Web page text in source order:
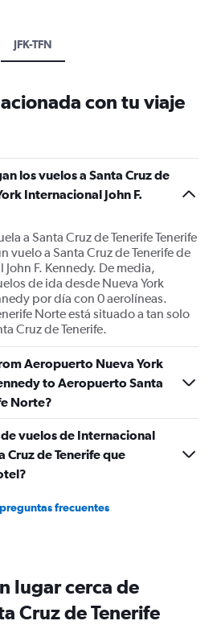
JFK-TFN
con tu viaje
los vuelos a Santa Cruz de
Internacional John F.
a Santa Cruz de Tenerife Tenerife
vuelo a Santa Cruz de Tenerife de
F. Kennedy. De media,
de ida desde Nueva York
por día con 0 aerolíneas.
Norte está situado a tan solo
Cruz de Tenerife.
Aeropuerto Nueva York
to Aeropuerto Santa
Norte?
vuelos de Internacional
Cruz de Tenerife que
frecuentes
lugar cerca de
Cruz de Tenerife